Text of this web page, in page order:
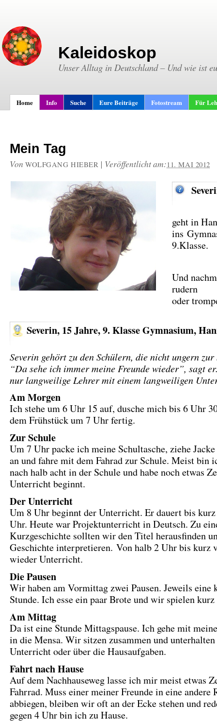
Kaleidoskop
Unser Alltag in Deutschland – Und wie ist
Home Info Suche Eure Beiträge Fotostream Für
Mein Tag
Von WOLFGANG HIEBER | Veröffentlicht am:11. MAI 2012
geht in
ins
9.Klasse.
Und
rudern
oder
Severin, 15 Jahre, 9. Klasse Gymnasium,
Severin gehört zu den Schülern, die nicht ungern zur
“Da sehe ich immer meine Freunde wieder”, sagt
nur langweilige Lehrer mit einem langweiligen
Am Morgen
Ich stehe um 6 Uhr 15 auf, dusche mich bis 6 Uhr
dem Frühstück um 7 Uhr fertig.
Zur Schule
Um 7 Uhr packe ich meine Schultasche, ziehe
an und fahre mit dem Fahrad zur Schule. Meist bin
nach halb acht in der Schule und habe noch etwas
Unterricht beginnt.
Der Unterricht
Um 8 Uhr beginnt der Unterricht. Er dauert bis
Uhr. Heute war Projektunterricht in Deutsch. Zu
Kurzgeschichte sollten wir den Titel herausfinden
Geschichte interpretieren. Von halb 2 Uhr bis kurz
wieder Unterricht.
Die Pausen
Wir haben am Vormittag zwei Pausen. Jeweils eine
Stunde. Ich esse ein paar Brote und wir spielen
Am Mittag
Da ist eine Stunde Mittagspause. Ich gehe mit
in die Mensa. Wir sitzen zusammen und unterhalten
Unterricht oder über die Hausaufgaben.
Fahrt nach Hause
Auf dem Nachhauseweg lasse ich mir meist etwas
Fahrrad. Muss einer meiner Freunde in eine andere
abbiegen, bleiben wir oft an der Ecke stehen und
gegen 4 Uhr bin ich zu Hause.